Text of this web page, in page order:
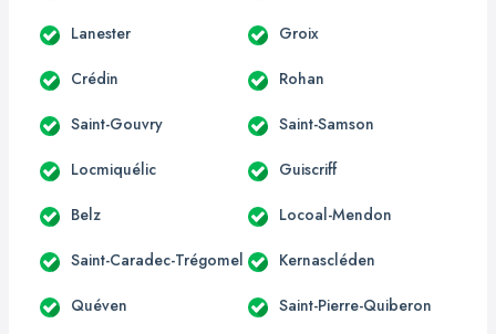
Lanester Groix
Crédin Rohan
Saint-Gouvry Saint-Samson
Locmiquélic Guiscriff
Belz Locoal-Mendon
Saint-Caradec-Trégomel Kernascléden
Quéven Saint-Pierre-Quiberon